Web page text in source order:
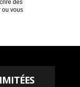
des
ou vous